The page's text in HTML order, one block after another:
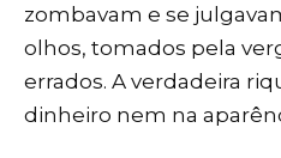
zombavam e se
olhos, tomados pela
errados. A verdadeira
dinheiro nem na